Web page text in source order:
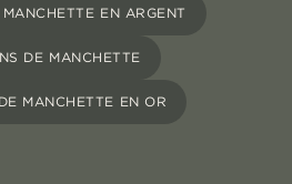
EN ARGENT
DE MANCHETTE
MANCHETTE EN OR